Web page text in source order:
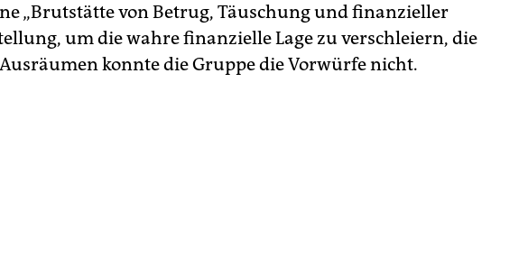
„Brutstätte von Betrug, Täuschung und finanzieller
um die wahre finanzielle Lage zu verschleiern, die
konnte die Gruppe die Vorwürfe nicht.